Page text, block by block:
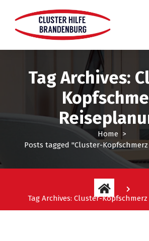
Tag Archives:
Home>
Posts tagged "Cluster-
Tag Archives: Cluster-